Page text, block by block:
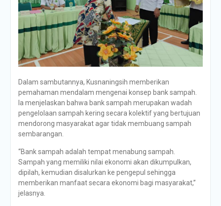
Dalam sambutannya, Kusnaningsih memberikan
pemahaman mendalam mengenai konsep bank sampah.
Ia menjelaskan bahwa bank sampah merupakan wadah
pengelolaan sampah kering secara kolektif yang bertujuan
mendorong masyarakat agar tidak membuang sampah
sembarangan.
“Bank sampah adalah tempat menabung sampah.
Sampah yang memiliki nilai ekonomi akan dikumpulkan,
dipilah, kemudian disalurkan ke pengepul sehingga
memberikan manfaat secara ekonomi bagi masyarakat,”
jelasnya.